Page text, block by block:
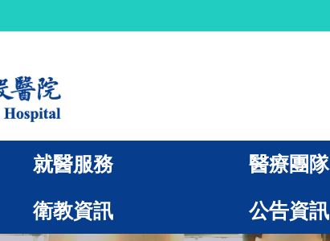
就醫服務 醫療團隊
衛教資訊 公告資訊